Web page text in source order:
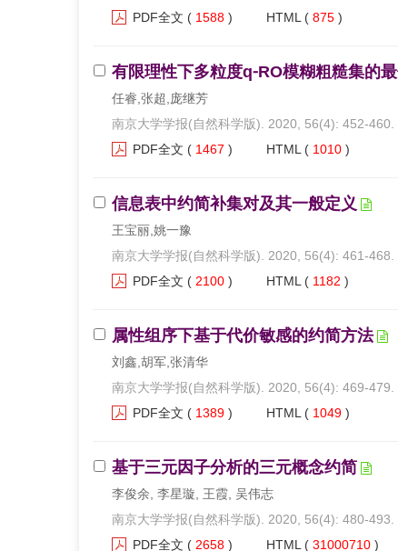
PDF全文 ( 1588 ) HTML ( 875 )
有限理性下多粒度q⁃RO模糊粗糙集的
任睿,张超,庞继芳
南京大学学报(自然科学版). 2020, 56(4): 452-460.
PDF全文 ( 1467 ) HTML ( 1010 )
信息表中约简补集对及其一般定义
王宝丽,姚一豫
南京大学学报(自然科学版). 2020, 56(4): 461-468.
PDF全文 ( 2100 ) HTML ( 1182 )
属性组序下基于代价敏感的约简方法
刘鑫,胡军,张清华
南京大学学报(自然科学版). 2020, 56(4): 469-479.
PDF全文 ( 1389 ) HTML ( 1049 )
基于三元因子分析的三元概念约简
李俊余, 李星璇, 王霞, 吴伟志
南京大学学报(自然科学版). 2020, 56(4): 480-493.
PDF全文 ( 2658 ) HTML ( 31000710 )